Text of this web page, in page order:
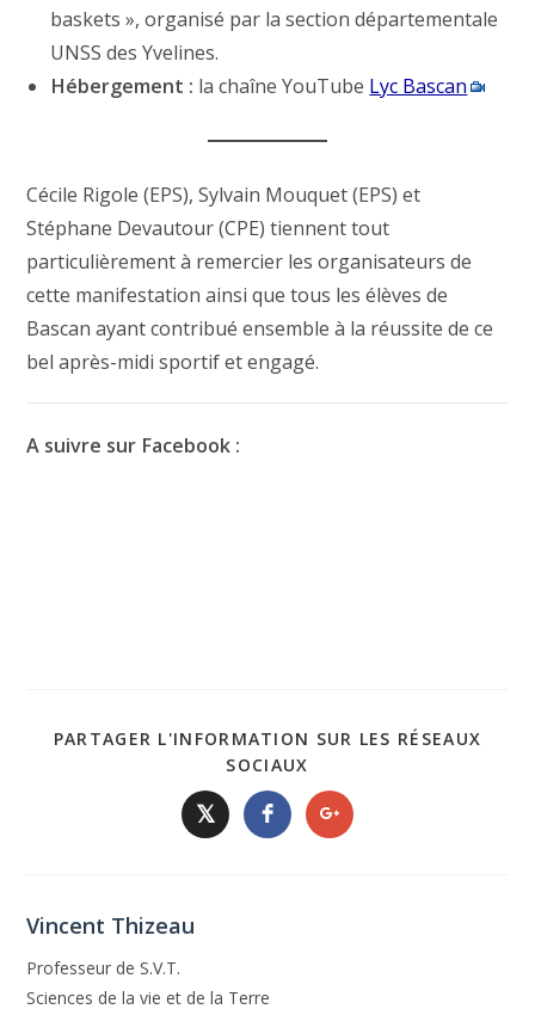
baskets », organisé par la section départementale
UNSS des Yvelines.
Hébergement : la chaîne YouTube Lyc Bascan
Cécile Rigole (EPS), Sylvain Mouquet (EPS) et
Stéphane Devautour (CPE) tiennent tout
particulièrement à remercier les organisateurs de
cette manifestation ainsi que tous les élèves de
Bascan ayant contribué ensemble à la réussite de ce
bel après-midi sportif et engagé.
A suivre sur Facebook :
PARTAGER L'INFORMATION SUR LES RÉSEAUX
SOCIAUX
𝕏
Vincent Thizeau
Professeur de S.V.T.
Sciences de la vie et de la Terre